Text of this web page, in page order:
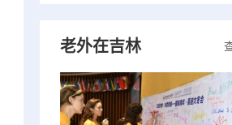
老外在吉林